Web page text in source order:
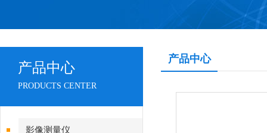
产品中心
PRODUCTS CENTER
影像测量仪
产品中心